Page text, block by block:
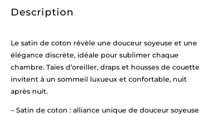
Description
Le satin de coton révèle une douceur soyeuse et une
élégance discrète, idéale pour sublimer chaque
chambre. Taies d’oreiller, draps et housses de couette
invitent à un sommeil luxueux et confortable, nuit
après nuit.
– Satin de coton : alliance unique de douceur soyeuse